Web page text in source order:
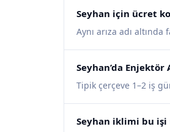
Seyhan için ücret
Aynı arıza adı
Seyhan’da Enjektör
Tipik çerçeve 1–2 iş
Seyhan iklimi bu işi